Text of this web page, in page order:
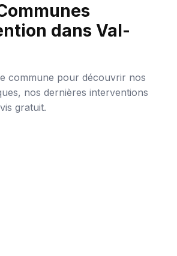
dans Val-
commune pour découvrir nos
nos dernières interventions
gratuit.